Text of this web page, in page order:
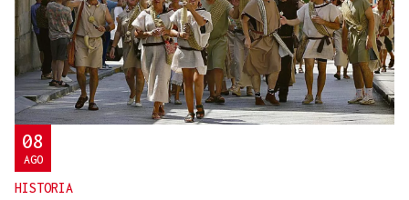
TRES CONEXIONES
Refuerzo en el autobús entre O Carballiño y
Ourense con dos nuevas frecuencias
08
AGO
HISTORIA